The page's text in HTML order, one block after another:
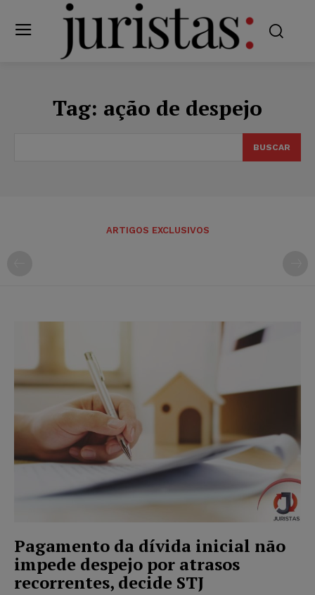
Tag: ação de despejo
BUSCAR
ARTIGOS EXCLUSIVOS
Pagamento da dívida inicial não
impede despejo por atrasos
recorrentes, decide STJ